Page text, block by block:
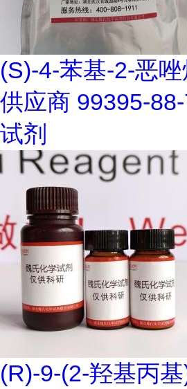
(S)-4-苯基-2-恶
供应商 99395-
试剂
(R)-9-(2-羟基丙